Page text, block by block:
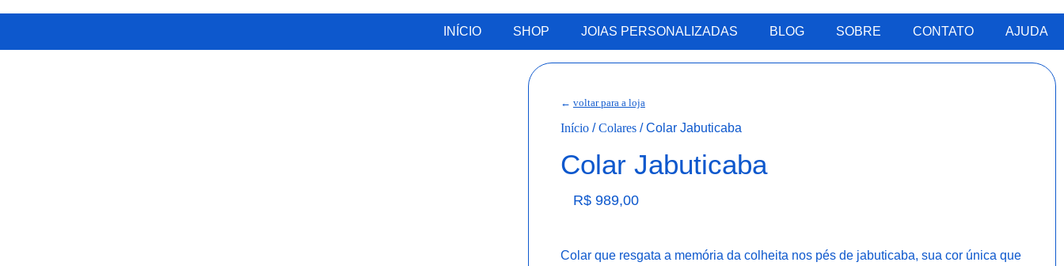
INÍCIO SHOP JOIAS PERSONALIZADAS BLOG SOBRE CONTATO AJUDA
← voltar para a loja
Início/Colares/ Colar Jabuticaba
Colar Jabuticaba
R$989,00
Colar que resgata a memória da colheita nos pés de jabuticaba, sua cor única que